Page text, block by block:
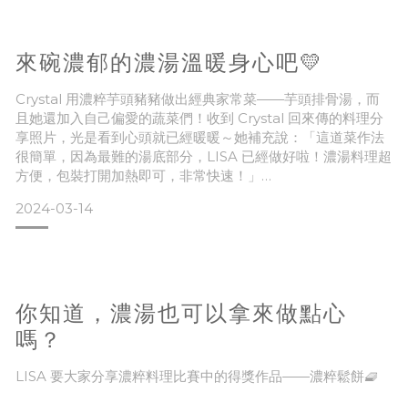
1. 全穀雜糧類
2. 豆魚蛋肉類
3. 蔬菜類
5. 油脂與堅果種子類
來碗濃郁的濃湯溫暖身心吧💛
Crystal 用濃粹芋頭豬豬做出經典家常菜——芋頭排骨湯，而
且她還加入自己偏愛的蔬菜們！收到 Crystal 回來傳的料理分
享照片，光是看到心頭就已經暖暖～她補充說：「這道菜作法
很簡單，因為最難的湯底部分，LISA 已經做好啦！濃湯料理超
方便，包裝打開加熱即可，非常快速！」
來看看這道從零開始製作至少 50 分鐘以上的【芋頭排骨蔬菜
湯】，她如何用濃粹濃湯在 20 分鐘內就料理完成，而且不用
#食材準備
2024-03-14
你知道，濃湯也可以拿來做點心
嗎？
LISA 要大家分享濃粹料理比賽中的得獎作品——濃粹鬆餅🧇